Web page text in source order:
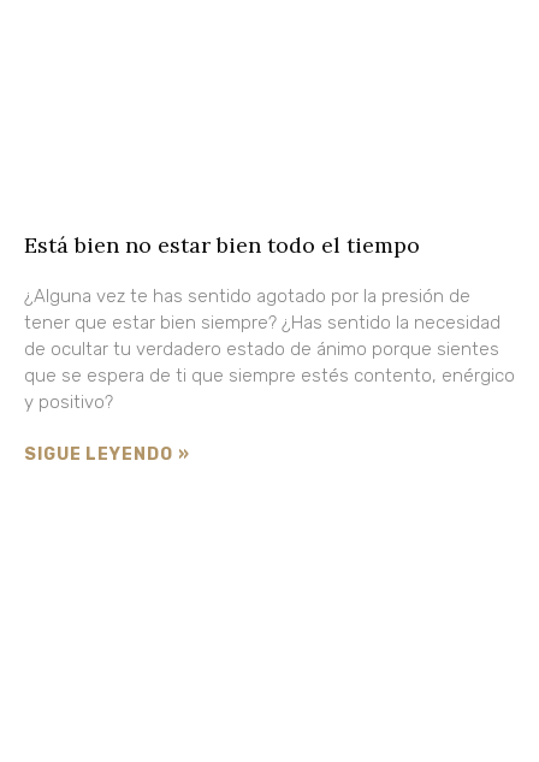
Está bien no estar bien todo el tiempo
¿Alguna vez te has sentido agotado por la presión de
tener que estar bien siempre? ¿Has sentido la necesidad
de ocultar tu verdadero estado de ánimo porque sientes
que se espera de ti que siempre estés contento, enérgico
y positivo?
SIGUE LEYENDO »